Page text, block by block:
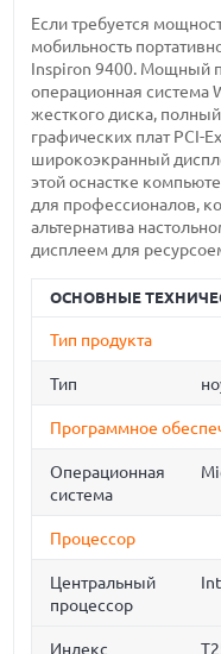
Если требуется
мобильность
Inspiron 9400. Мощный
операционная система
жесткого диска,
графических плат PCI-
широкоэкранный
этой оснастке
для профессионалов,
альтернатива
дисплеем для
ОСНОВНЫЕ
Тип продукта
Тип
Программное
Операционная
система
Процессор
Центральный
процессор
Индекс